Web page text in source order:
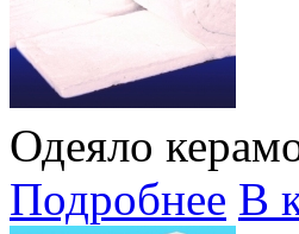
Одеяло
Подробнее В